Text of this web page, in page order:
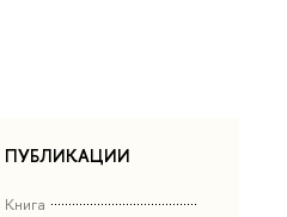
ПУБЛИКАЦИИ
Книга